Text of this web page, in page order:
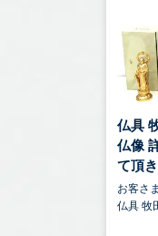
仏具
仏像
て頂
お客さ
仏具 牧